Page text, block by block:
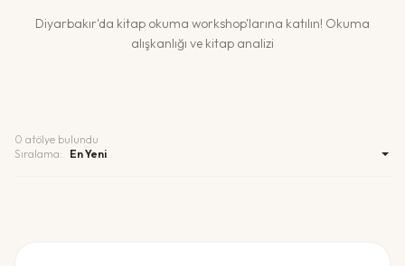
Diyarbakır'da kitap okuma workshop'larına katılın! Okuma
alışkanlığı ve kitap analizi
0 atölye bulundu
Sıralama: